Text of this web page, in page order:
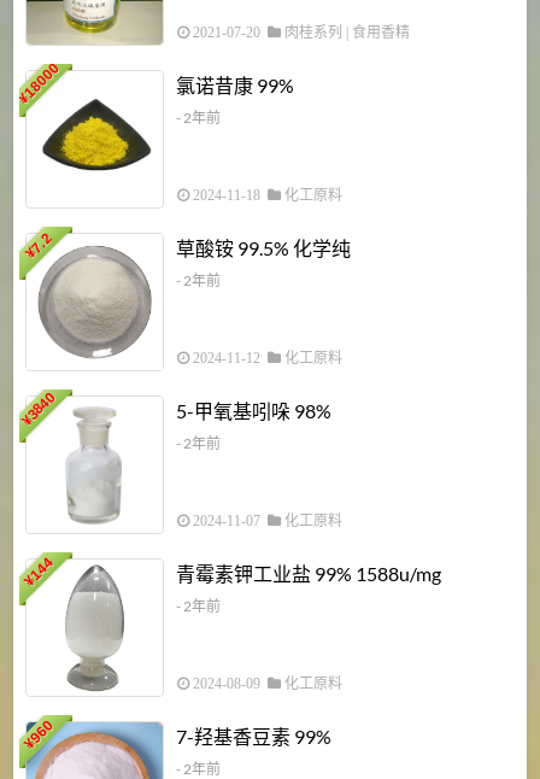
2021-07-20 肉桂系列 食用香精
¥
18000 氯诺昔康 99%
- 2年前
2024-11-18 化工原料
¥
7.2 草酸铵 99.5% 化学纯
- 2年前
2024-11-12 化工原料
¥
3840 5-甲氧基吲哚 98%
- 2年前
2024-11-07 化工原料
¥
144 青霉素钾工业盐 99% 1588u/mg
- 2年前
2024-08-09 化工原料
¥
960 7-羟基香豆素 99%
- 2年前